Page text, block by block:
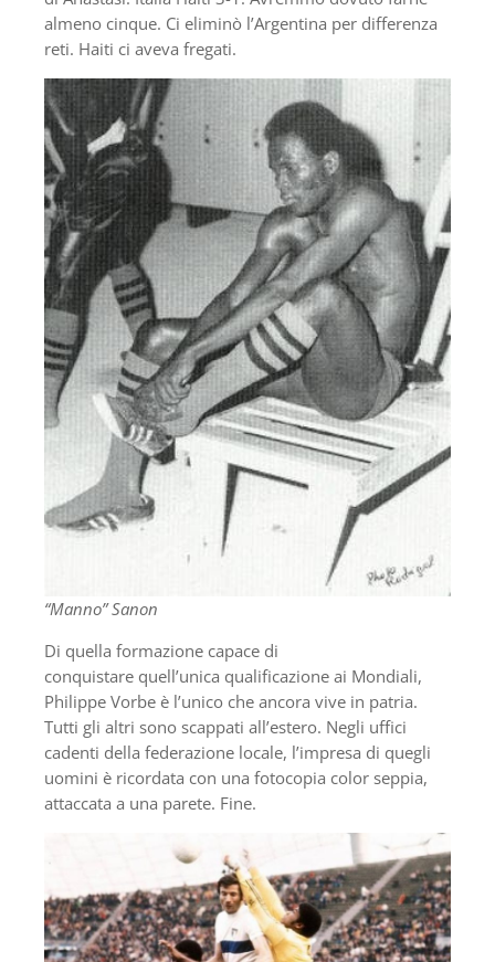
almeno cinque. Ci eliminò l’Argentina per differenza
reti. Haiti ci aveva fregati.
“Manno” Sanon
Di quella formazione capace di
conquistare quell’unica qualificazione ai Mondiali,
Philippe Vorbe è l’unico che ancora vive in patria.
Tutti gli altri sono scappati all’estero. Negli uffici
cadenti della federazione locale, l’impresa di quegli
uomini è ricordata con una fotocopia color seppia,
attaccata a una parete. Fine.